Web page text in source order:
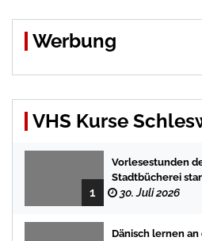
Werbung
VHS Kurse
1
Vorlesestunden
Stadtbücherei
Sommerferien mit
30. Juli 2026
Dänisch lernen